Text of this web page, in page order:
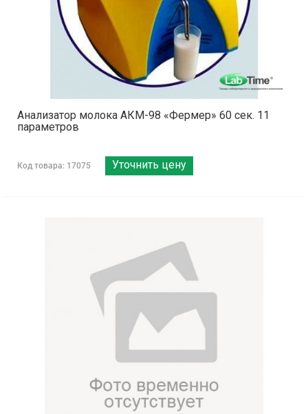
Анализатор молока АКМ-98 «Фермер» 60 сек. 11
параметров
Код товара: 17075 Уточнить цену